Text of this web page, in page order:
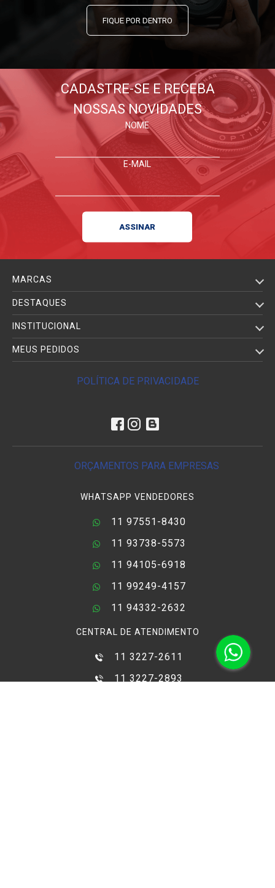
FIQUE POR DENTRO
CADASTRE-SE E RECEBA
NOSSAS NOVIDADES
NOME
E-MAIL
MARCAS
DESTAQUES
INSTITUCIONAL
MEUS PEDIDOS
POLÍTICA DE PRIVACIDADE
ORÇAMENTOS PARA EMPRESAS
WHATSAPP VENDEDORES
11 97551-8430
11 93738-5573
11 94105-6918
11 99249-4157
11 94332-2632
CENTRAL DE ATENDIMENTO
11 3227-2611
11 3227-2893